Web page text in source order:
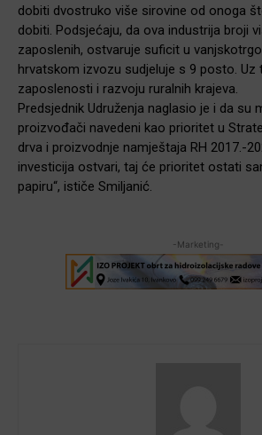
dobiti dvostruko više sirovine od onoga
dobiti. Podsjećaju, da ova industrija broji
zaposlenih, ostvaruje suficit u
hrvatskom izvozu sudjeluje s 9 posto. Uz
zaposlenosti i razvoju ruralnih krajeva.
Predsjednik Udruženja naglasio je i da su
proizvođači navedeni kao prioritet u
drva i proizvodnje namještaja RH 2017.-
investicija ostvari, taj će prioritet ostati
papiru“, ističe Smiljanić.
-Marketing-